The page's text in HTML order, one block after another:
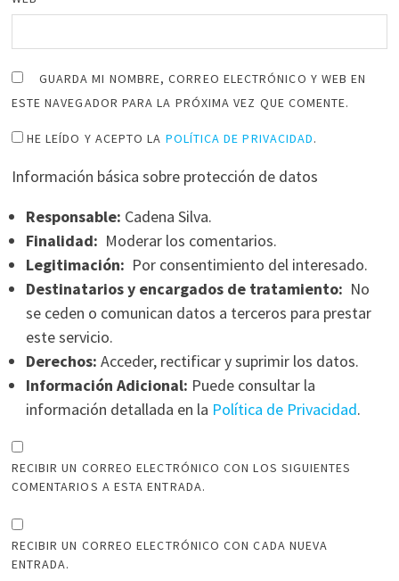
GUARDA MI NOMBRE, CORREO ELECTRÓNICO Y WEB EN
ESTE NAVEGADOR PARA LA PRÓXIMA VEZ QUE COMENTE.
HE LEÍDO Y ACEPTO LA POLÍTICA DE PRIVACIDAD.
Información básica sobre protección de datos
Responsable: Cadena Silva.
Finalidad: Moderar los comentarios.
Legitimación: Por consentimiento del interesado.
Destinatarios y encargados de tratamiento: No
se ceden o comunican datos a terceros para prestar
este servicio.
Derechos: Acceder, rectificar y suprimir los datos.
Información Adicional: Puede consultar la
información detallada en la Política de Privacidad.
RECIBIR UN CORREO ELECTRÓNICO CON LOS SIGUIENTES
COMENTARIOS A ESTA ENTRADA.
RECIBIR UN CORREO ELECTRÓNICO CON CADA NUEVA
ENTRADA.